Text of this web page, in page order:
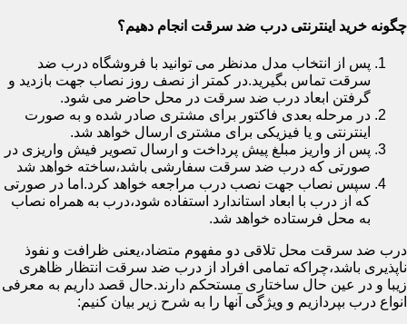
چگونه خرید اینترنتی درب ضد سرقت انجام دهیم؟
پس از انتخاب مدل مدنظر می توانید با فروشگاه درب ضد
سرقت تماس بگیرید.در کمتر از نصف روز نصاب جهت بازدید و
گرفتن ابعاد درب ضد سرقت در محل حاضر می شود.
در مرحله بعدی فاکتور برای مشتری صادر شده و به صورت
اینترنتی و یا فیزیکی برای مشتری ارسال خواهد شد.
پس از واریز مبلغ پیش پرداخت و ارسال تصویر فیش واریزی در
صورتی که درب ضد سرقت سفارشی باشد،ساخته خواهد شد
سپس نصاب جهت نصب درب مراجعه خواهد کرد.اما در صورتی
که از درب با ابعاد استاندارد استفاده شود،درب به همراه نصاب
به محل فرستاده خواهد شد.
درب ضد سرقت محل تلاقی دو مفهوم متضاد،یعنی ظرافت و نفوذ
ناپذیری باشد،چراکه تمامی افراد از درب ضد سرقت انتظار ظاهری
زیبا و در عین حال ساختاری مستحکم دارند.حال قصد داریم به معرفی
انواع درب بپردازیم و ویژگی آنها را به شرح زیر بیان کنیم: